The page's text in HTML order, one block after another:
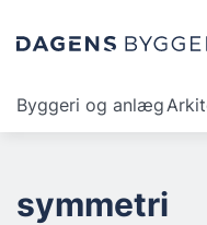
Byggeri og anlæg
symmetri